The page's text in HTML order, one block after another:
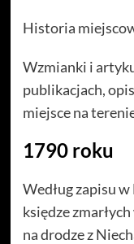
Historia
Wzmianki i
publikacjach,
miejsce na
1790 roku
Według zapisu
księdze
na drodze z